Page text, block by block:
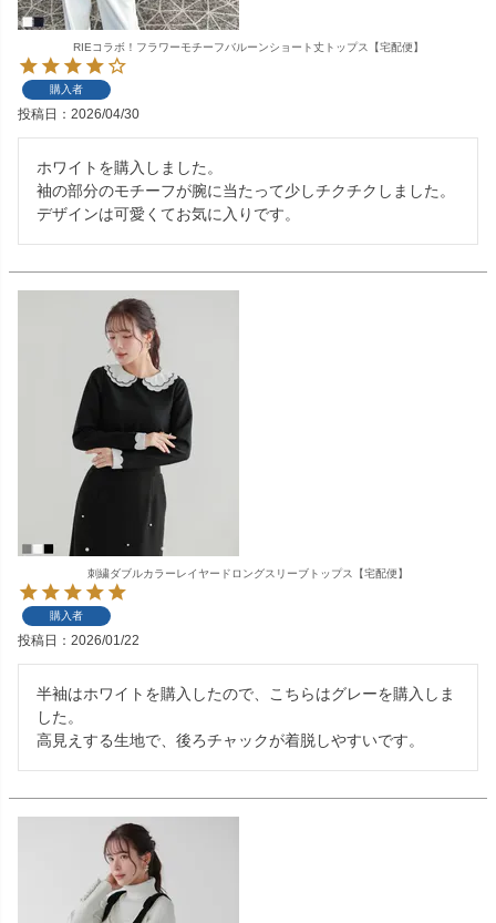
RIEコラボ！フラワーモチーフバルーンショート丈トップス【宅配便】
購入者
投稿日 2026/04/30
ホワイトを購入しました。
袖の部分のモチーフが腕に当たって少しチクチクしました。
デザインは可愛くてお気に入りです。
刺繍ダブルカラーレイヤードロングスリーブトップス【宅配便】
購入者
投稿日 2026/01/22
半袖はホワイトを購入したので、こちらはグレーを購入しま
した。
高見えする生地で、後ろチャックが着脱しやすいです。